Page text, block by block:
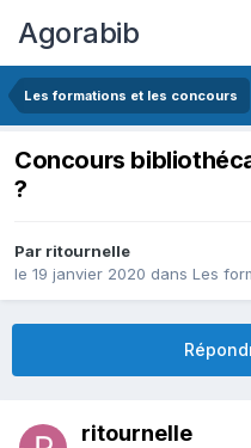
Agorabib
Les formations et les concours
Concours
?
Par ritournelle
le 19 janvier 2020 dans Les
ritournelle